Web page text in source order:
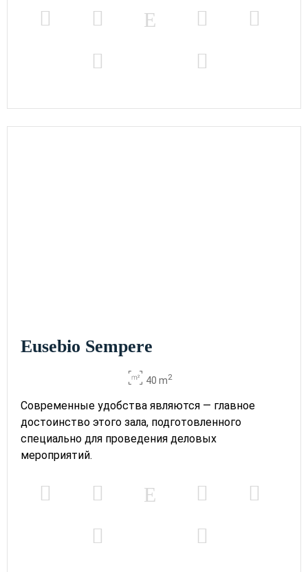
Eusebio Sempere
40 m2
Современные удобства являются — главное
достоинство этого зала, подготовленного
специально для проведения деловых
мероприятий.